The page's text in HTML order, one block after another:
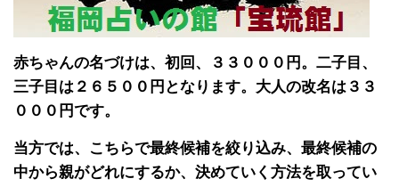
赤ちゃんの名づけは、初回、３３０００円。二子目、
三子目は２６５００円となります。大人の改名は３３
０００円です。
当方では、こちらで最終候補を絞り込み、最終候補の
中から親がどれにするか、決めていく方法を取ってい